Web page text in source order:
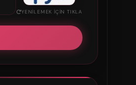
YENILEMEK IÇIN TIKLA